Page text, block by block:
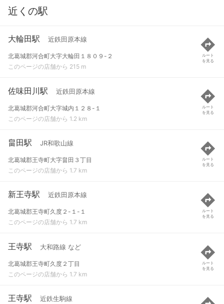
近くの駅
大輪田駅 近鉄田原本線
北葛城郡河合町大字大輪田１８０９-２
このページの店舗から 215 m
ルート
を見る
佐味田川駅 近鉄田原本線
北葛城郡河合町大字城内１２８-１
このページの店舗から 1.2 km
ルート
を見る
畠田駅 JR和歌山線
北葛城郡王寺町大字畠田３丁目
このページの店舗から 1.7 km
ルート
を見る
新王寺駅 近鉄田原本線
北葛城郡王寺町久度２-１-１
このページの店舗から 1.7 km
ルート
を見る
王寺駅 大和路線 など
北葛城郡王寺町久度２丁目
このページの店舗から 1.7 km
ルート
を見る
王寺駅 近鉄生駒線